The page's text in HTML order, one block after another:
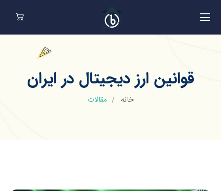
قوانین ارز دیجیتال در ایران
خانه مقالات